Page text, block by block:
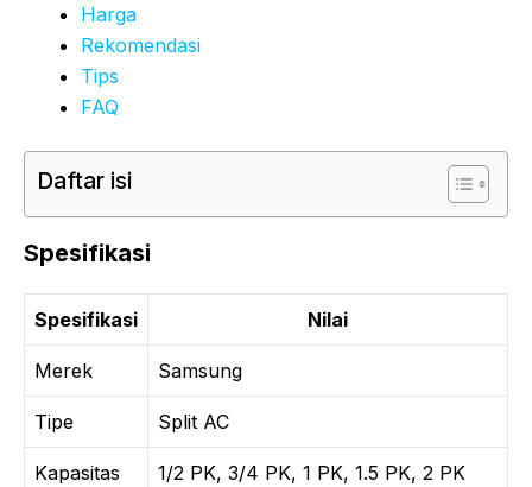
Harga
Rekomendasi
Tips
FAQ
Daftar isi
Spesifikasi
Spesifikasi Nilai
Merek Samsung
Tipe Split AC
Kapasitas 1/2 PK, 3/4 PK, 1 PK, 1.5 PK, 2 PK